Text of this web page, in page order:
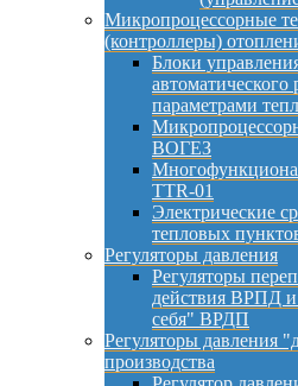
Микропроцессорные
(контроллеры)
Блоки
автоматического
параметрами
ВОГЕЗ
TTR-01
Электрические
тепловых
Регуляторы давления
Регуляторы
действия ВРПД и
себя" ВРДП
Регуляторы давления
производства